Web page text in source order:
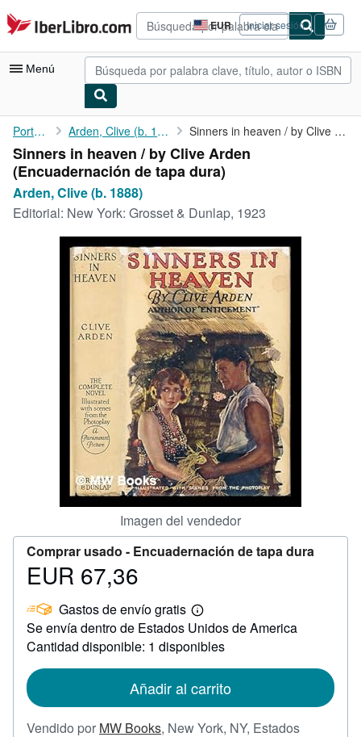
Pasar al contenido principal
IberLibro.com EUR
Preferencias
de
compra
del
Iniciar sesión
Menú
Mi cuenta
Consultar mis pedidos
Búsqueda avanzada
Colecciones
Libros antiguos
Arte y coleccionismo
Comenzar a vender
CERRAR
Portada Arden, Clive (b. 1888) Sinners in heaven / by Clive Arden
Sinners in heaven / by Clive Arden
(Encuadernación de tapa dura)
Arden, Clive (b. 1888)
Editorial: New York: Grosset & Dunlap, 1923
Imagen del vendedor
Comprar usado - Encuadernación de tapa dura
Precio
67,36
EUR 67,36
Gastos de envío gratis
Más
información
sobre
las
envío
Se envía dentro de Estados Unidos de America
Cantidad disponible: 1 disponibles
Añadir al carrito
Vendido por MW Books, New York, NY, Estados